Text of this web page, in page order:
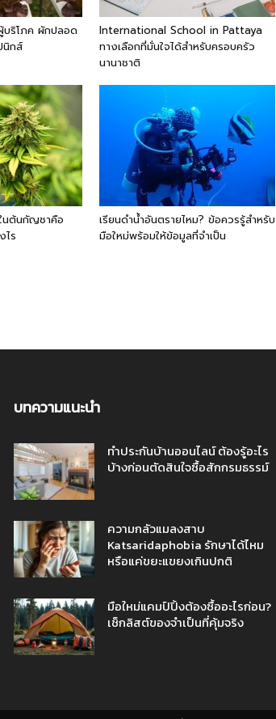
บริโภค ผักปลอด
นิกส์
International School in Pattaya
ทางเลือกที่มั่นใจได้สำหรับครอบครัว
นานาชาติ
นต้นกัญชาคือ
ไร
เรียนดำน้ำอันตรายไหม? ข้อควรรู้สำหรับ
มือใหม่พร้อมให้ข้อมูลที่จำเป็น
บทความแนะนำ
ทำประกันบ้านออนไลน์ ต้องรู้อะไร
บ้างก่อนตัดสินใจซื้อสักกรมธรรม์
ความกลัวแมลงสาบ
Katsaridaphobia รักษาได้ไหม
หรือแค่ขยะแขยงเกินปกติ
มือใหม่แคมป์ปิ้งต้องซื้ออะไรก่อน?
เช็กลิสต์ของจำเป็นที่คุ้มจริง